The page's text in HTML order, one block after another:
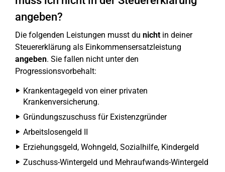
angeben?
Die folgenden Leistungen musst du nichtin deiner
Steuererklärung als Einkommensersatzleistung
angeben. Sie fallen nicht unter den
Progressionsvorbehalt:
Krankentagegeld von einer privaten
Krankenversicherung.
Gründungszuschuss für Existenzgründer
Arbeitslosengeld II
Erziehungsgeld, Wohngeld, Sozialhilfe, Kindergeld
Zuschuss-Wintergeld und Mehraufwands-Wintergeld